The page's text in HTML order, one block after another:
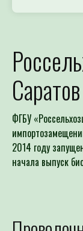
Саратов
ФГБУ
2014 году
начала выпуск